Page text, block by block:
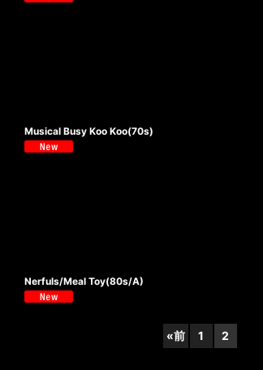
Musical Busy Koo Koo(70s)
Nerfuls/Meal Toy(80s/A)
«前 1 2